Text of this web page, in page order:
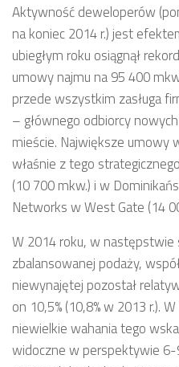
Aktywność deweloperów
na koniec 2014 r.) jest
ubiegłym roku osiągnął
umowy najmu na 95 400
przede wszystkim zasługa
– głównego odbiorcy
mieście. Największe umowy
właśnie z tego
(10 700 mkw.) i w
Networks w West Gate (14
W 2014 roku, w następstwie
zbalansowanej podaży,
niewynajętej pozostał
on 10,5% (10,8% w 2013 r.).
niewielkie wahania tego
widoczne w perspektywie